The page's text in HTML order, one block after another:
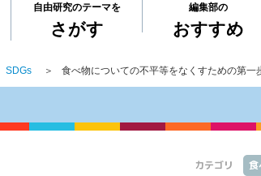
自由研究のテーマを
さがす
編集部の
おすすめ
SDGs ＞ 食べ物についての不平等をなくすための第一
カテゴリ 食